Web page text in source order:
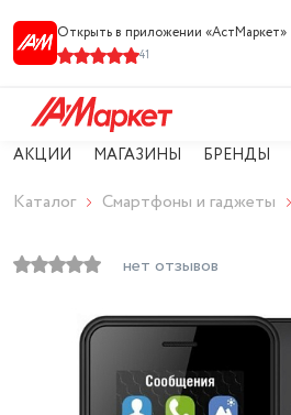
Открыть в приложении «АстМарке‪т‬»
41
АКЦИИ МАГАЗИНЫ БРЕНДЫ
Каталог Смартфоны и гаджеты
нет отзывов